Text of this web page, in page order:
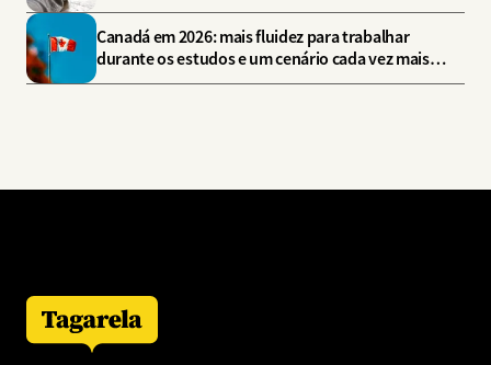
Canadá em 2026: mais fluidez para trabalhar
durante os estudos e um cenário cada vez mais
estratégico